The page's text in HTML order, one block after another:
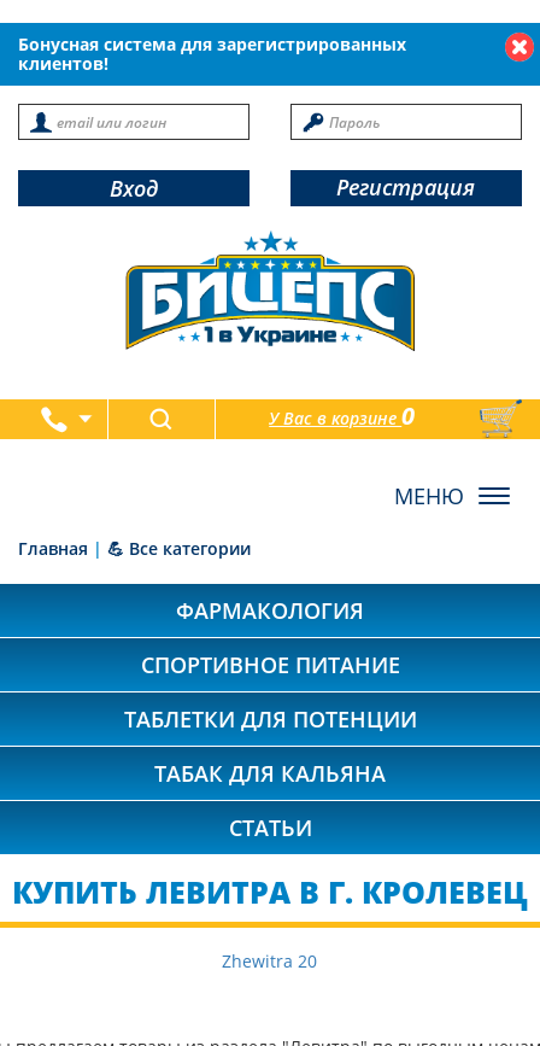
Бонусная система для зарегистрированных
клиентов!
Вход Регистрация
У Вас в корзине0
товаров
Главная | 💪 Все категории
ФАРМАКОЛОГИЯ
СПОРТИВНОЕ ПИТАНИЕ
ТАБЛЕТКИ ДЛЯ ПОТЕНЦИИ
ТАБАК ДЛЯ КАЛЬЯНА
СТАТЬИ
КУПИТЬ ЛЕВИТРА В Г. КРОЛЕВЕЦ
Zhewitra 20